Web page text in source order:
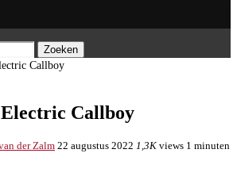
Zoeken
Callboy
Callboy
der Zalm 22 augustus 2022 1,3K views 1 minuten